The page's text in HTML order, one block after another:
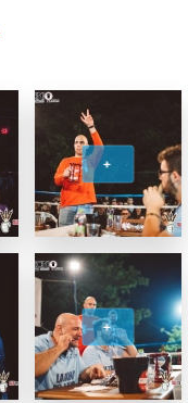
+
+